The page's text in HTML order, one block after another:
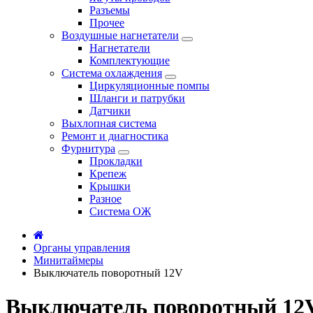
Разъемы
Прочее
Воздушные нагнетатели
Нагнетатели
Комплектующие
Система охлаждения
Циркуляционные помпы
Шланги и патрубки
Датчики
Выхлопная система
Ремонт и диагностика
Фурнитура
Прокладки
Крепеж
Крышки
Разное
Система ОЖ
Органы управления
Минитаймеры
Выключатель поворотный 12V
Выключатель поворотный